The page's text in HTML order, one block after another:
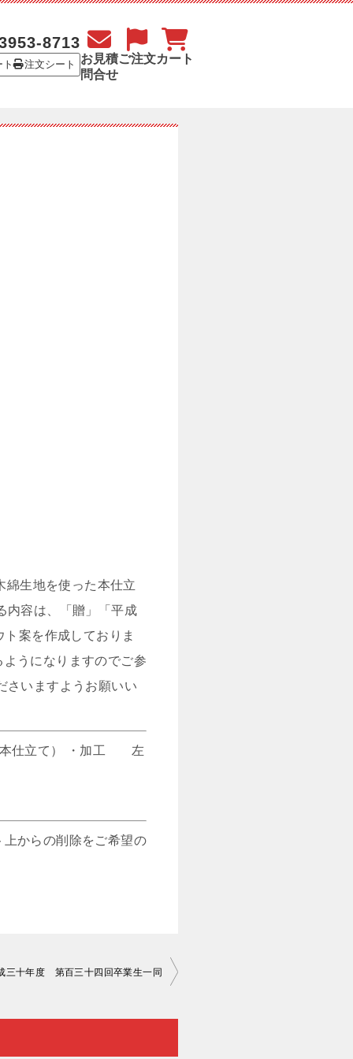
8713
ト 注文シート
お見積
問合せ
ご注文カート
綿生地を使った本仕立
内容は、「贈」「平成
案を作成しておりま
うになりますのでご参
さいますようお願いい
仕立て） ・加工 左
からの削除をご希望の
十年度 第百三十四回卒業生一同